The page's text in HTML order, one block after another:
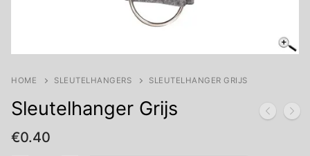
HOME SLEUTELHANGERS SLEUTELHANGER GRIJS
Sleutelhanger Grijs
€0.40